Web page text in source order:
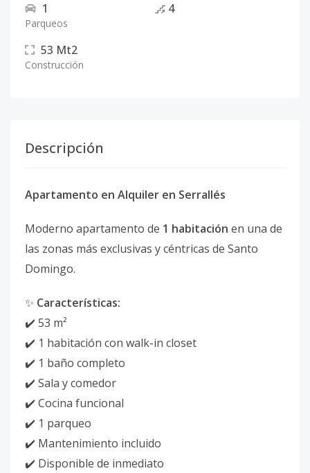
1
Parqueos
4
53 Mt2
Construcción
Descripción
Apartamento en Alquiler en Serrallés
Moderno apartamento de 1 habitación en una de
las zonas más exclusivas y céntricas de Santo
Domingo.
✨ Características:
✔️ 53 m²
✔️ 1 habitación con walk-in closet
✔️ 1 baño completo
✔️ Sala y comedor
✔️ Cocina funcional
✔️ 1 parqueo
✔️ Mantenimiento incluido
✔️ Disponible de inmediato